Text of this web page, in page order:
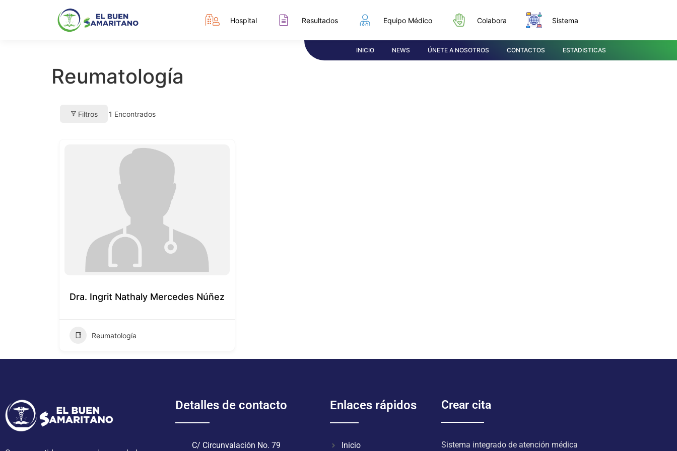
Hospital Resultados Equipo Médico Colabora Sistema
INICIO NEWS ÚNETE A NOSOTROS CONTACTOS ESTADISTICAS
Reumatología
Filtros 1 Encontrados
Dra. Ingrit Nathaly Mercedes Núñez
Reumatología
Detalles de contacto
C/ Circunvalación No. 79
Enlaces rápidos
Inicio
Crear cita
Sistema integrado de atención médica